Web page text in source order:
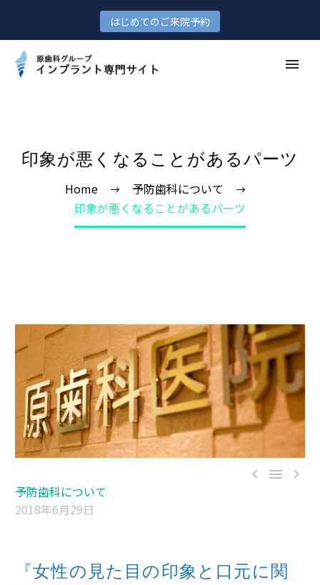
はじめてのご来院予約
印象が悪くなることがあるパーツ
Home
予防歯科について
印象が悪くなることがあるパーツ
  
予防歯科について
2018年6月29日
『女性の見た目の印象と口元に関